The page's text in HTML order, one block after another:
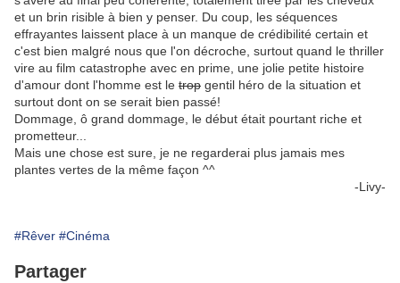
et un brin risible à bien y penser. Du coup, les séquences
effrayantes laissent place à un manque de crédibilité certain et
c'est bien malgré nous que l'on décroche, surtout quand le thriller
vire au film catastrophe avec en prime, une jolie petite histoire
d'amour dont l'homme est le trop gentil héro de la situation et
surtout dont on se serait bien passé!
Dommage, ô grand dommage, le début était pourtant riche et
prometteur...
Mais une chose est sure, je ne regarderai plus jamais mes
plantes vertes de la même façon ^^
-Livy-
#Rêver #Cinéma
Partager